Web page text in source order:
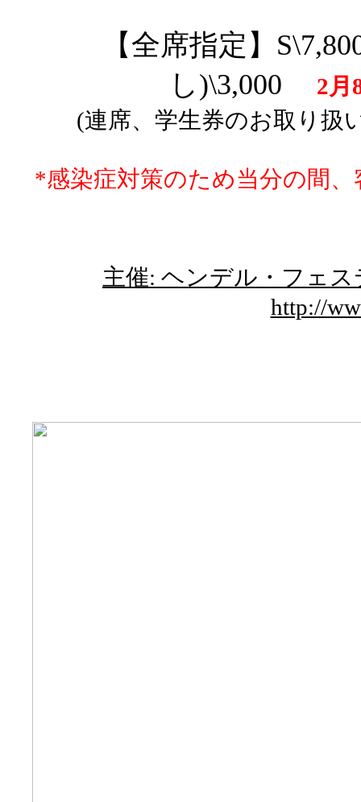
【全席指定】
し)\3,000
2月
(連席、学生券のお取り扱
*感染症対策のため当分の間
主催: ヘンデル・フェ
http://